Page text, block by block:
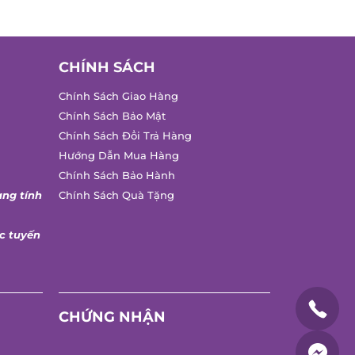
tính
tuyến
CHÍNH SÁCH
Chính Sách Giao Hàng
Chính Sách Bảo Mật
Chính Sách Đổi Trả Hàng
Hướng Dẫn Mua Hàng
Chính Sách Bảo Hành
Chính Sách Quà Tặng
CHỨNG NHẬN